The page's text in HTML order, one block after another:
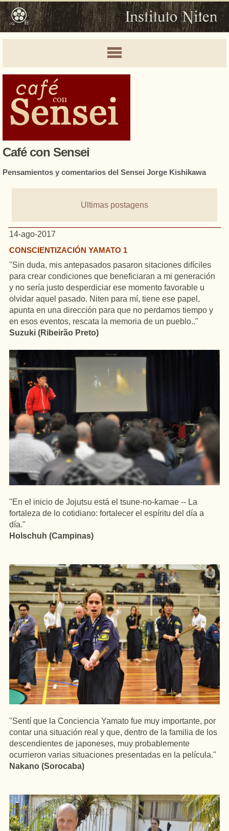
Café con Sensei
Pensamientos y comentarios del Sensei Jorge Kishikawa
Ultimas postagens
14-ago-2017
CONSCIENTIZACIÓN YAMATO 1
"Sin duda, mis antepasados pasaron sitaciones difíciles
para crear condiciones que beneficiaran a mi generación
y no sería justo desperdiciar ese momento favorable u
olvidar aquel pasado. Niten para mí, tiene ese papel,
apunta en una dirección para que no perdamos tiempo y
en esos eventos, rescata la memoria de un pueblo.."
Suzuki (Ribeirão Preto)
"En el inicio de Jojutsu está el tsune-no-kamae -- La
fortaleza de lo cotidiano: fortalecer el espíritu del día a
día."
Holschuh (Campinas)
"Sentí que la Conciencia Yamato fue muy importante, por
contar una situación real y que, dentro de la familia de los
descendientes de japoneses, muy probablemente
ocurrieron varias situaciones presentadas en la película."
Nakano (Sorocaba)